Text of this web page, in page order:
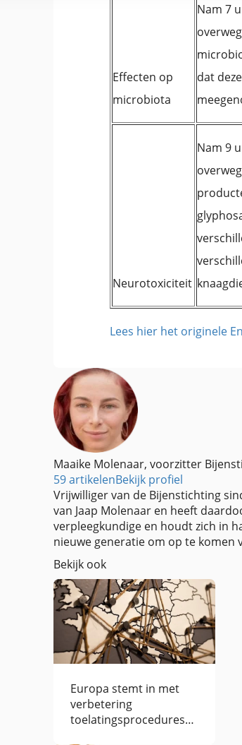
Effecten op
microbiota
Nam 7
dat
Neurotoxiciteit
Nam 9
Lees hier het originele
Maaike Molenaar, voorzitter
59 artikelenBekijk profiel
Vrijwilliger van de Bijenstichting
van Jaap Molenaar en heeft
verpleegkundige en houdt zich in
nieuwe generatie om op te komen
Bekijk ook
Europa stemt in met
verbetering
toelatingsprocedures